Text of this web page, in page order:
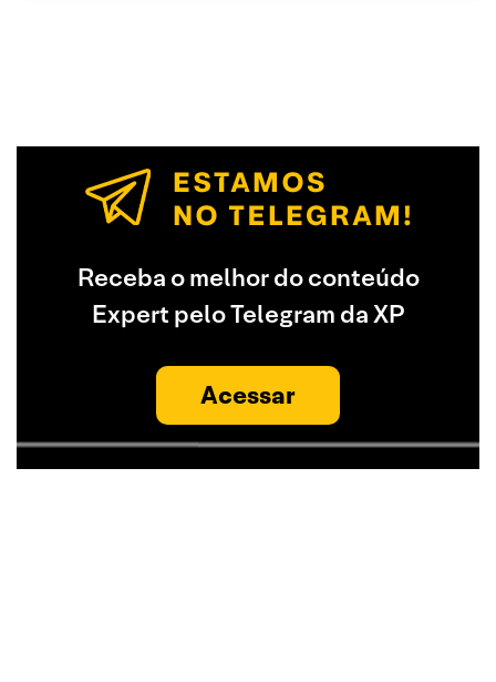
Receba o melhor do conteúdo
Expert pelo Telegram da XP
Acessar